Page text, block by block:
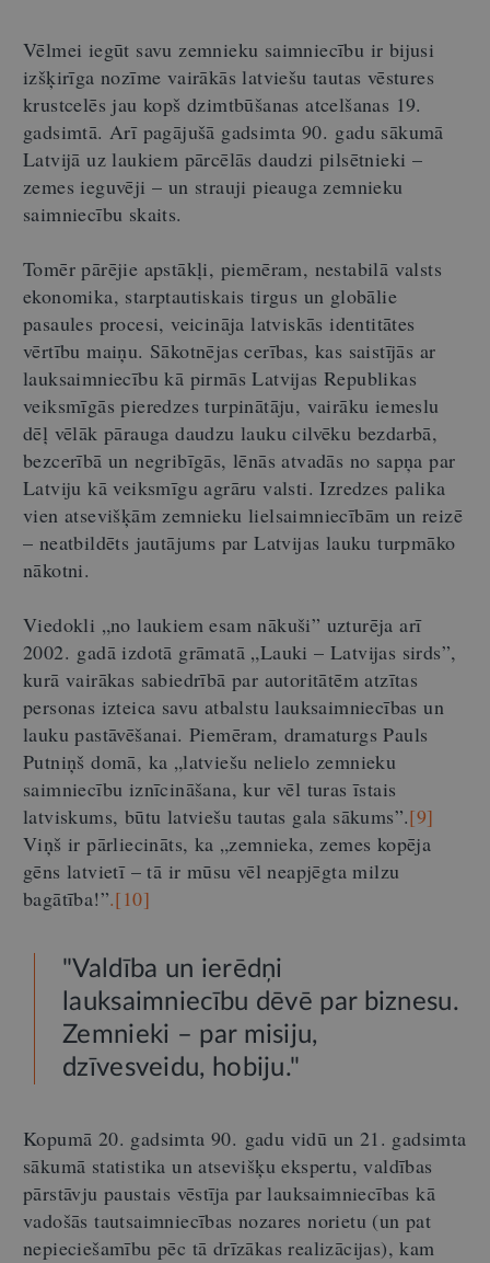
Vēlmei iegūt savu zemnieku saimniecību ir bijusi
izšķirīga nozīme vairākās latviešu tautas vēstures
krustcelēs jau kopš dzimtbūšanas atcelšanas 19.
gadsimtā. Arī pagājušā gadsimta 90. gadu sākumā
Latvijā uz laukiem pārcēlās daudzi pilsētnieki –
zemes ieguvēji – un strauji pieauga zemnieku
saimniecību skaits.
Tomēr pārējie apstākļi, piemēram, nestabilā valsts
ekonomika, starptautiskais tirgus un globālie
pasaules procesi, veicināja latviskās identitātes
vērtību maiņu. Sākotnējas cerības, kas saistījās ar
lauksaimniecību kā pirmās Latvijas Republikas
veiksmīgās pieredzes turpinātāju, vairāku iemeslu
dēļ vēlāk pārauga daudzu lauku cilvēku bezdarbā,
bezcerībā un negribīgās, lēnās atvadās no sapņa par
Latviju kā veiksmīgu agrāru valsti. Izredzes palika
vien atsevišķām zemnieku lielsaimniecībām un reizē
– neatbildēts jautājums par Latvijas lauku turpmāko
nākotni.
Viedokli „no laukiem esam nākuši” uzturēja arī
2002. gadā izdotā grāmatā „Lauki – Latvijas sirds”,
kurā vairākas sabiedrībā par autoritātēm atzītas
personas izteica savu atbalstu lauksaimniecības un
lauku pastāvēšanai. Piemēram, dramaturgs Pauls
Putniņš domā, ka „latviešu nelielo zemnieku
saimniecību iznīcināšana, kur vēl turas īstais
latviskums, būtu latviešu tautas gala sākums”.[9]
Viņš ir pārliecināts, ka „zemnieka, zemes kopēja
gēns latvietī – tā ir mūsu vēl neapjēgta milzu
bagātība!”.[10]
"Valdība un ierēdņi
lauksaimniecību dēvē par biznesu.
Zemnieki – par misiju,
dzīvesveidu, hobiju."
Kopumā 20. gadsimta 90. gadu vidū un 21. gadsimta
sākumā statistika un atsevišķu ekspertu, valdības
pārstāvju paustais vēstīja par lauksaimniecības kā
vadošās tautsaimniecības nozares norietu (un pat
nepieciešamību pēc tā drīzākas realizācijas), kam